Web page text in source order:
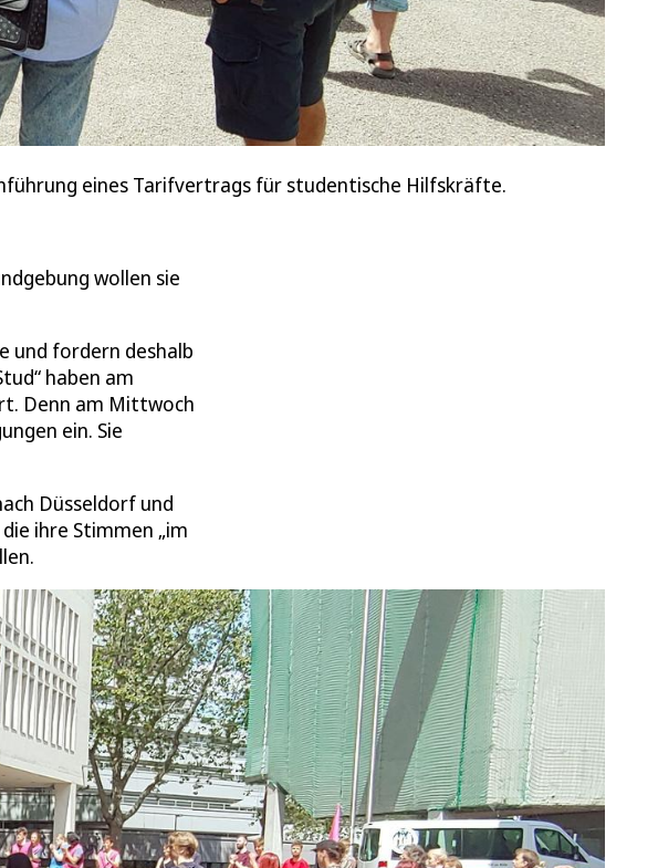
eines Tarifvertrags für studentische Hilfskräfte.
wollen sie
und fordern deshalb
haben am
Denn am Mittwoch
ein. Sie
Düsseldorf und
ihre Stimmen „im